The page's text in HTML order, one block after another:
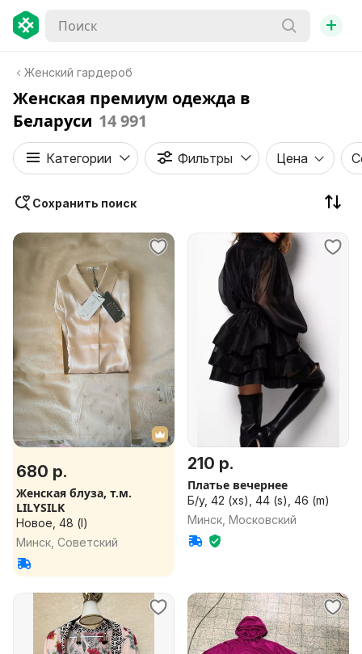
+
Женский гардероб
Женская премиум одежда в
Беларуси 14 991
Категории Фильтры Цена
Сохранить поиск
680 р.
Женская блуза, т.м.
LILYSILK
Новое, 48 (l)
Минск, Советский
210 р.
Платье вечернее
Б/у, 42 (xs), 44 (s), 46 (m)
Минск, Московский